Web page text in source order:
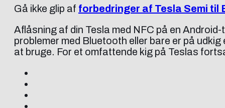
Gå ikke glip af forbedringer af Tesla Semi til
Aflåsning af din Tesla med NFC på en
problemer med Bluetooth eller bare er på
at bruge. For et omfattende kig på Teslas